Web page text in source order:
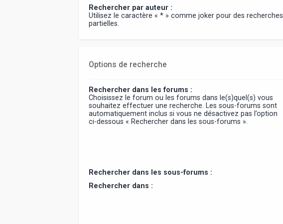
Rechercher par auteur :
Utilisez le caractère « * » comme joker pour des recherches
partielles.
Options de recherche
Rechercher dans les forums :
Choisissez le forum ou les forums dans le(s)quel(s) vous
souhaitez effectuer une recherche. Les sous-forums sont
automatiquement inclus si vous ne désactivez pas l’option
ci-dessous « Rechercher dans les sous-forums ».
Rechercher dans les sous-forums :
Rechercher dans :